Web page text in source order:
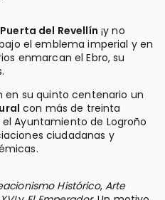
Puerta del Revellín ¡y no
el emblema imperial y en
enmarcan el Ebro, su
en su quinto centenario un
con más de treinta
Ayuntamiento de Logroño
ciudadanas y
Histórico,Arte